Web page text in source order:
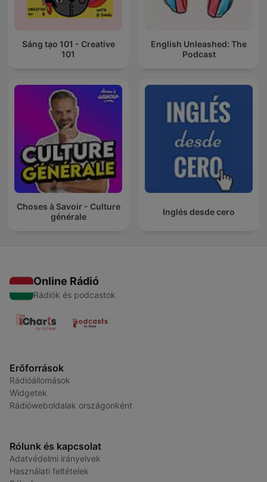
Sáng tạo 101 - Creative
101
English Unleashed: The
Podcast
Choses à Savoir - Culture
générale
Inglés desde cero
Online Rádió
Rádiók és podcastok
Erőforrások
Rádióállomások
Widgetek
Rádióweboldalak országonként
Rólunk és kapcsolat
Adatvédelmi irányelvek
Használati feltételek